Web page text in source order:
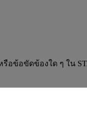
อข้อขัดข้องใด ๆ ใน